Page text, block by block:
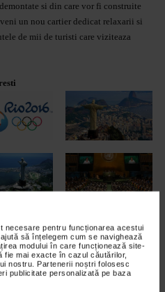
necesare pentru funcționarea acestui
să înțelegem cum se navighează
modului în care funcționează site-
fie mai exacte în cazul căutărilor,
nostru. Partenerii noștri folosesc
publicitate personalizată pe baza
si din care vor fi construite
un nou cartier dedicat relaxarii si
de mii de turisti care viziteaza